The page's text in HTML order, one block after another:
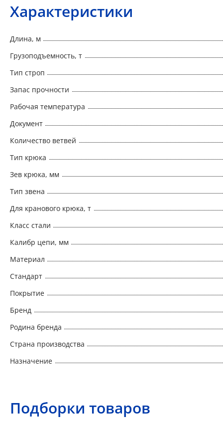
Характеристики
Длина, м
Грузоподъемность, т
Тип строп
Запас прочности
Рабочая температура
Документ
Количество ветвей
Тип крюка
Зев крюка, мм
Тип звена
Для кранового крюка, т
Класс стали
Калибр цепи, мм
Материал
Стандарт
Покрытие
Бренд
Родина бренда
Страна производства
Назначение
Подборки товаров